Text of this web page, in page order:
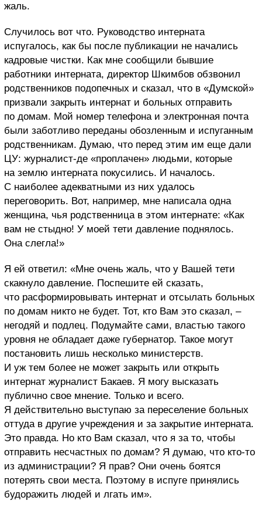
жаль.
Случилось вот что. Руководство интерната
испугалось, как бы после публикации не начались
кадровые чистки. Как мне сообщили бывшие
работники интерната, директор Шкимбов обзвонил
родственников подопечных и сказал, что в «Думской»
призвали закрыть интернат и больных отправить
по домам. Мой номер телефона и электронная почта
были заботливо переданы обозленным и испуганным
родственникам. Думаю, что перед этим им еще дали
ЦУ: журналист-де «проплачен» людьми, которые
на землю интерната покусились. И началось.
С наиболее адекватными из них удалось
переговорить. Вот, например, мне написала одна
женщина, чья родственница в этом интернате: «Как
вам не стыдно! У моей тети давление поднялось.
Она слегла!»
Я ей ответил: «Мне очень жаль, что у Вашей тети
скакнуло давление. Поспешите ей сказать,
что расформировывать интернат и отсылать больных
по домам никто не будет. Тот, кто Вам это сказал, –
негодяй и подлец. Подумайте сами, властью такого
уровня не обладает даже губернатор. Такое могут
постановить лишь несколько министерств.
И уж тем более не может закрыть или открыть
интернат журналист Бакаев. Я могу высказать
публично свое мнение. Только и всего.
Я действительно выступаю за переселение больных
оттуда в другие учреждения и за закрытие интерната.
Это правда. Но кто Вам сказал, что я за то, чтобы
отправить несчастных по домам? Я думаю, что кто-то
из администрации? Я прав? Они очень боятся
потерять свои места. Поэтому в испуге принялись
будоражить людей и лгать им».